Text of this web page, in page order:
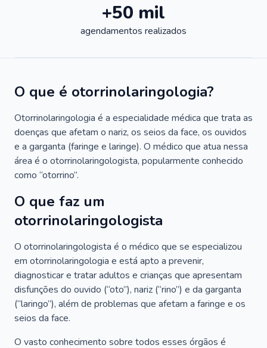
+50 mil
agendamentos realizados
O que é otorrinolaringologia?
Otorrinolaringologia é a especialidade médica que trata as
doenças que afetam o nariz, os seios da face, os ouvidos
e a garganta (faringe e laringe). O médico que atua nessa
área é o otorrinolaringologista, popularmente conhecido
como “otorrino”.
O que faz um
otorrinolaringologista
O otorrinolaringologista é o médico que se especializou
em otorrinolaringologia e está apto a prevenir,
diagnosticar e tratar adultos e crianças que apresentam
disfunções do ouvido (“oto”), nariz (“rino”) e da garganta
(“laringo”), além de problemas que afetam a faringe e os
seios da face.
O vasto conhecimento sobre todos esses órgãos é